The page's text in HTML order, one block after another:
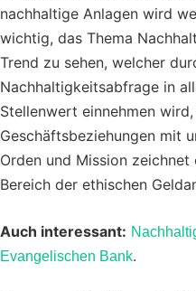
nachhaltige Anlagen wird
wichtig, das Thema
Trend zu sehen, welcher
Nachhaltigkeitsabfrage in
Stellenwert einnehmen
Geschäftsbeziehungen mit
Orden und Mission
Bereich der ethischen
Auch interessant:
Evangelischen Bank.